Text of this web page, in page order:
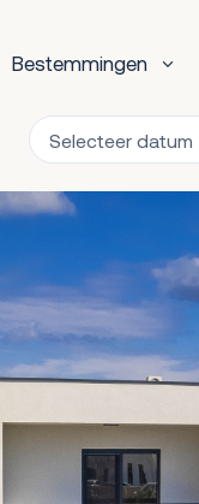
Bestemmingen